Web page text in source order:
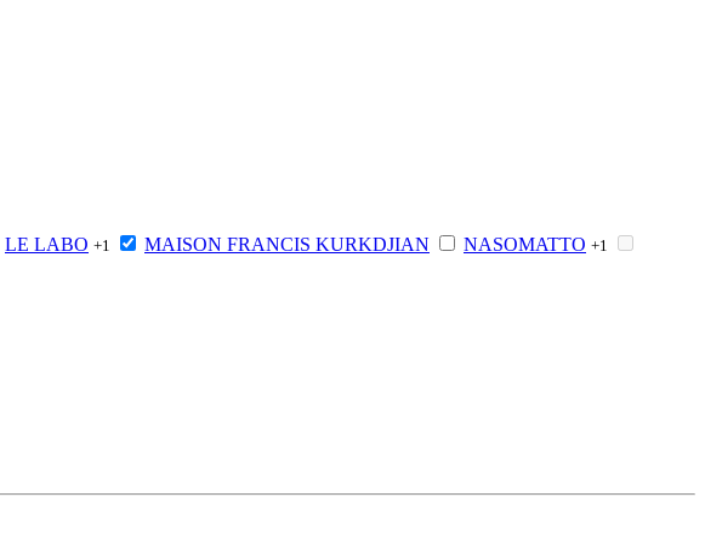
LE LABO +1 MAISON FRANCIS KURKDJIAN NASOMATTO +1